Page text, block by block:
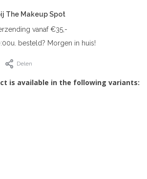
The Makeup Spot
vanaf €35,-
besteld? Morgen in huis!
Delen
is available in the following variants: